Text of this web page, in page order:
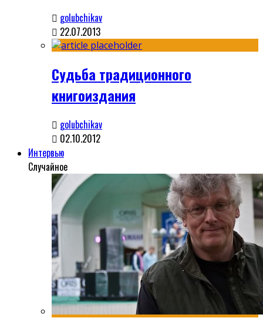
golubchikav
22.07.2013
Судьба традиционного
книгоиздания
golubchikav
02.10.2012
Интервью
Случайное